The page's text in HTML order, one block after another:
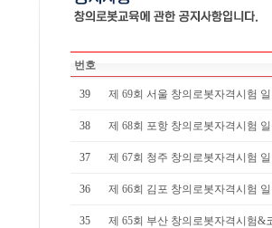
번호
39 제 69회 서울 창의로봇자격시험
38 제 68회 포항 창의로봇자격시험
37 제 67회 청주 창의로봇자격시험
36 제 66회 김포 창의로봇자격시험
35 제 65회 부산 창의로봇자격시험&